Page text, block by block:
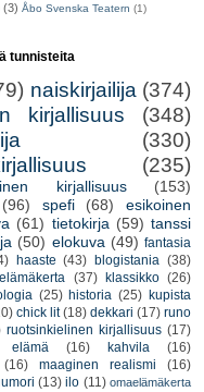
(3) Åbo Svenska Teatern (1)
tunnisteita
naiskirjailija (374)
kirjallisuus
(348)
(330)
(235)
kirjallisuus
(153)
(96) spefi (68)
esikoinen
(61) tietokirja (59) tanssi
(50) elokuva (49) fantasia
haaste (43) blogistania (38)
elämäkerta (37) klassikko (26)
(25) historia (25) kupista
chick lit (18) dekkari (17) runo
ruotsinkielinen kirjallisuus (17)
elämä (16) kahvila
(16)
(16) maaginen realismi
(16)
(13) ilo (11) omaelämäkerta